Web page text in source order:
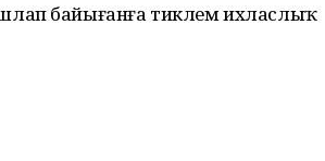
байығанға тиклем ихласлыҡ